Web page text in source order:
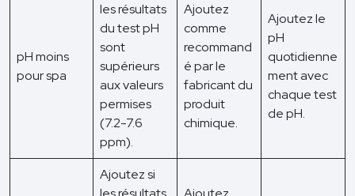
pH moins
pour spa
les résultats
du test pH
sont
supérieurs
aux valeurs
permises
(7.2-7.6
ppm).
Ajoutez
comme
recommand
é par le
fabricant du
produit
chimique.
Ajoutez le
pH
quotidienne
ment avec
chaque test
de pH.
Ajoutez si